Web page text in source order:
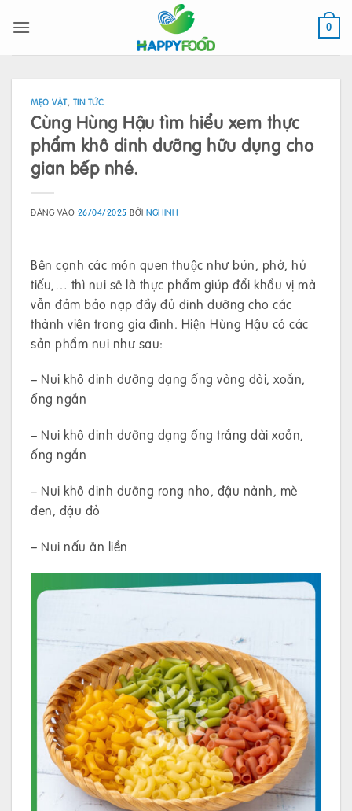
qua
0
MẸO VẶT, TIN TỨC
Cùng Hùng Hậu tìm hiểu xem thực
phẩm khô dinh dưỡng hữu dụng cho
gian bếp nhé.
ĐĂNG VÀO 26/04/2025 BỞINGHINH
Bên cạnh các món quen thuộc như bún, phở, hủ
tiếu,… thì nui sẽ là thực phẩm giúp đổi khẩu vị mà
vẫn đảm bảo nạp đầy đủ dinh dưỡng cho các
thành viên trong gia đình. Hiện Hùng Hậu có các
sản phẩm nui như sau:
– Nui khô dinh dưỡng dạng ống vàng dài, xoắn,
ống ngắn
– Nui khô dinh dưỡng dạng ống trắng dài xoắn,
ống ngắn
– Nui khô dinh dưỡng rong nho, đậu nành, mè
đen, đậu đỏ
– Nui nấu ăn liền